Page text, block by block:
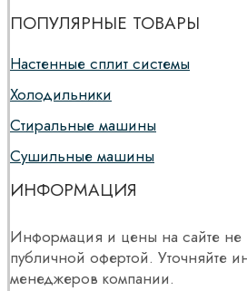
ПОПУЛЯРНЫЕ ТОВАРЫ
Настенные сплит системы
Холодильники
Стиральные машины
Сушильные машины
ИНФОРМАЦИЯ
Информация и цены на сайте не
публичной офертой. Уточняйте
менеджеров компании.